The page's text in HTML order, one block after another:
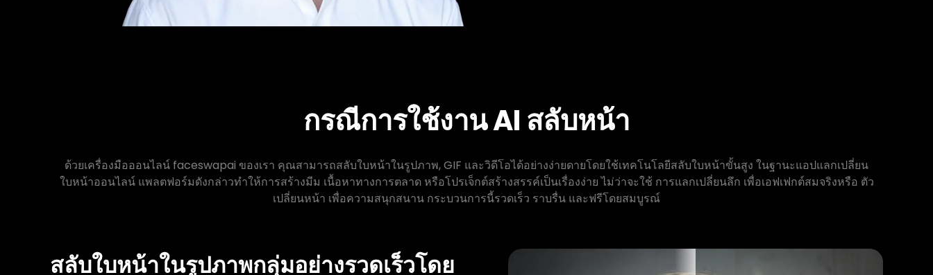
กรณีการใช้งาน AI สลับหน้า
ด้วยเครื่องมือออนไลน์ faceswapai ของเรา คุณสามารถสลับใบหน้าในรูปภาพ, GIF และวิดีโอได้อย่างง่ายดายโดยใช้เทคโนโลยีสลับใบหน้าขั้นสูง ในฐานะแอปแลกเปลี่ยน
ใบหน้าออนไลน์ แพลตฟอร์มดังกล่าวทำให้การสร้างมีม เนื้อหาทางการตลาด หรือโปรเจ็กต์สร้างสรรค์เป็นเรื่องง่าย ไม่ว่าจะใช้ การแลกเปลี่ยนลึก เพื่อเอฟเฟกต์สมจริงหรือ ตัว
เปลี่ยนหน้า เพื่อความสนุกสนาน กระบวนการนี้รวดเร็ว ราบรื่น และฟรีโดยสมบูรณ์
สลับใบหน้าในรูปภาพกลุ่มอย่างรวดเร็วโดย